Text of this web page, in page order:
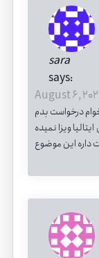
sara
says:
August 6,
ویزا نمیده
این موضوع